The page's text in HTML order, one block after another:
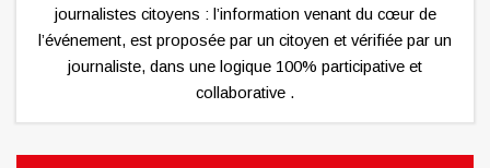
journalistes citoyens : l’information venant du cœur de
l’événement, est proposée par un citoyen et vérifiée par un
journaliste, dans une logique 100% participative et
collaborative .